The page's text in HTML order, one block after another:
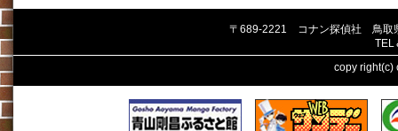
〒689-2221 コナン探偵社 鳥取
TEL
copy right(c)